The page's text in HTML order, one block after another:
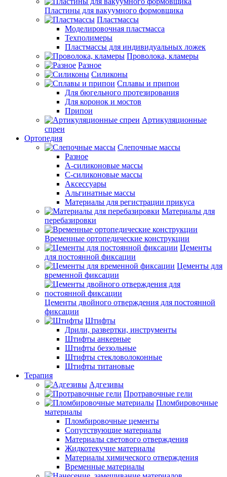
Пластины для вакуумного формовщика
Пластмассы
Моделировочная пластмасса
Техполимеры
Пластмассы для индивидуальных ложек
Проволока, кламеры
Разное
Силиконы
Сплавы и припои
Для бюгельного протезирования
Для коронок и мостов
Припои
Артикуляционные
спреи
Ортопедия
Слепочные массы
Разное
А-силиконовые массы
С-силиконовые массы
Аксессуары
Альгинатные массы
Материалы для регистрации прикуса
Материалы для
перебазировки
Временные ортопедические конструкции
Цементы
для постоянной фиксации
Цементы для
временной фиксации
Цементы двойного отверждения для постоянной
фиксации
Штифты
Дрили, развертки, инструменты
Штифты анкерные
Штифты беззольные
Штифты стекловолоконные
Штифты титановые
Терапия
Адгезивы
Протравочные гели
Пломбировочные
материалы
Пломбировочные цементы
Сопутствующие материалы
Материалы светового отверждения
Жидкотекучие материалы
Материалы химического отверждения
Временные материалы